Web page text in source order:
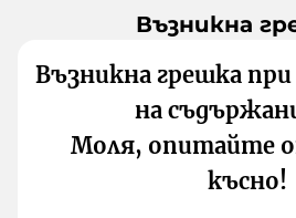
Възникна
Възникна грешка
на
Моля, опитайте
късно!